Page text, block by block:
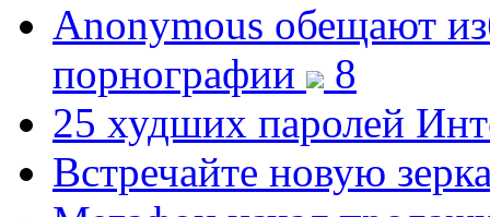
Anonymous обещают
порнографии
8
25 худших паролей
Встречайте новую